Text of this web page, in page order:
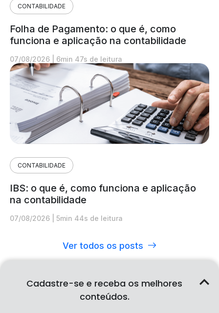
Cadastre-se e receba os melhores
conteúdos.
CONTABILIDADE
Folha de Pagamento: o que é, como
funciona e aplicação na contabilidade
07/08/2026 6min 47s de leitura
CONTABILIDADE
IBS: o que é, como funciona e aplicação
na contabilidade
07/08/2026 5min 44s de leitura
Ver todos os posts